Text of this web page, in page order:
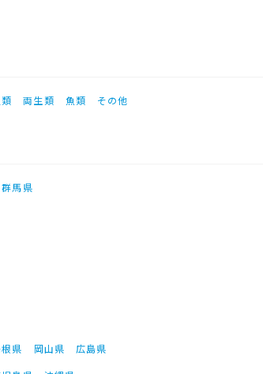
両生類 魚類 その他
群馬県
県 岡山県
広島県